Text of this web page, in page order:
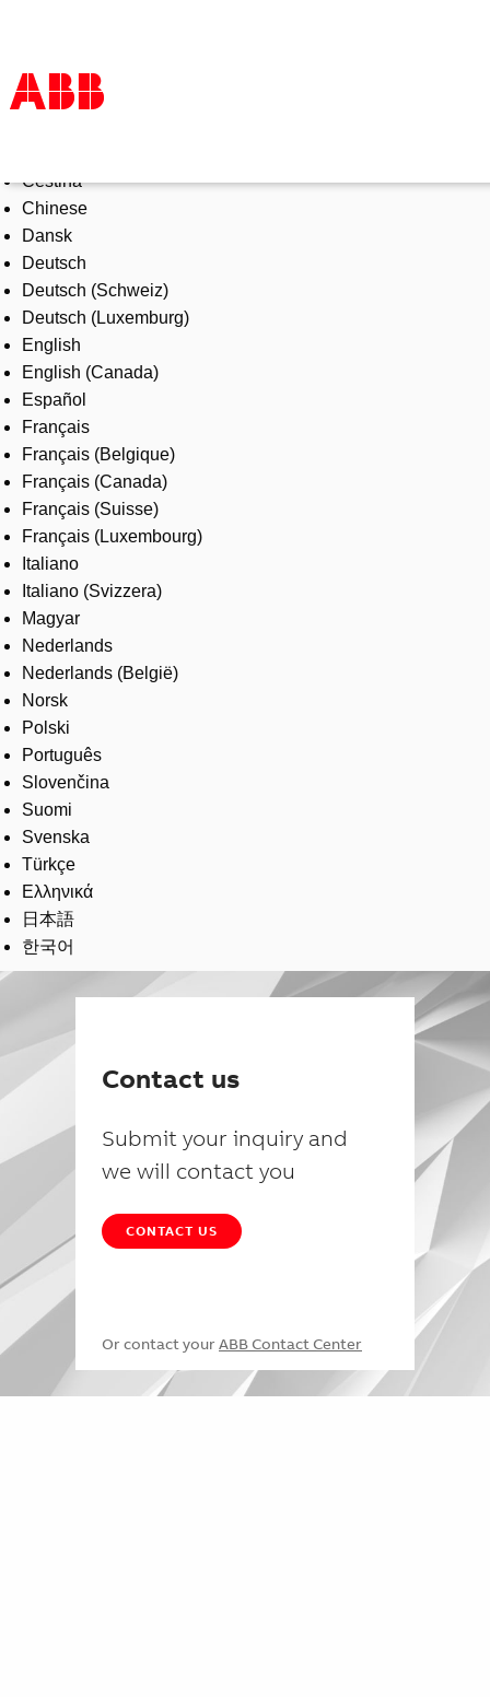
Products & Solutions
Industries
Services
About us
Where to buy
Contact us
Careers
Čeština
Chinese
Dansk
Deutsch
Deutsch (Schweiz)
Deutsch (Luxemburg)
English
English (Canada)
Español
Français
Français (Belgique)
Français (Canada)
Français (Suisse)
Français (Luxembourg)
Italiano
Italiano (Svizzera)
Magyar
Nederlands
Nederlands (België)
Norsk
Polski
Português
Slovenčina
Suomi
Svenska
Türkçe
Ελληνικά
日本語
한국어
Contact us
Submit your inquiry and
we will contact you
CONTACT US
Or contact your ABB Contact Center